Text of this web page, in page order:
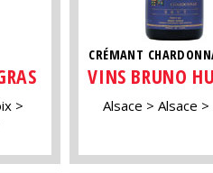
CRÉMANT
VINS BRUNO
Alsace Alsace